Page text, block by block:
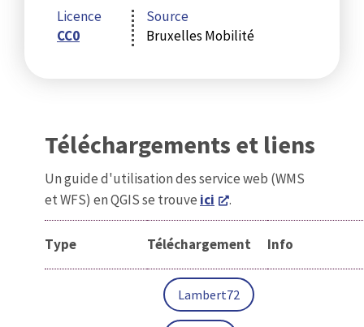
Licence
CC0
Source
Bruxelles Mobilité
Téléchargements et liens
Un guide d'utilisation des service web (WMS
et WFS) en QGIS se trouve ici .
Type Téléchargement Info
Lambert72